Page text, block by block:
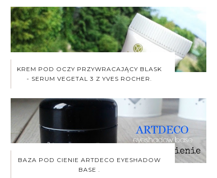
KREM POD OCZY PRZYWRACAJĄCY BLASK
- SERUM VEGETAL 3 Z YVES ROCHER.
BAZA POD CIENIE ARTDECO EYESHADOW
BASE .